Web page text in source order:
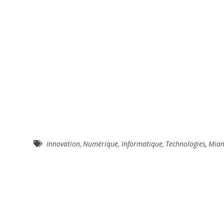
Innovation, Numérique, Informatique, Technologies,